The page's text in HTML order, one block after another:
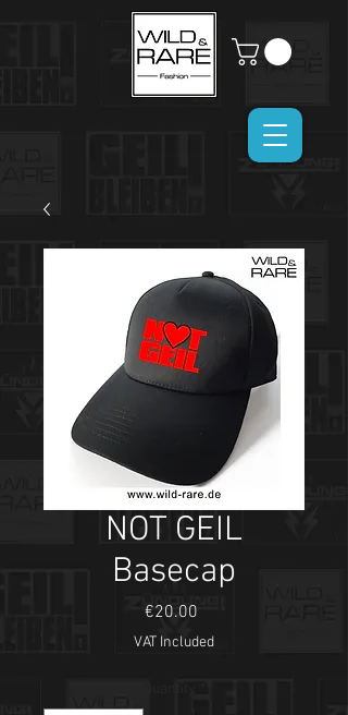
NOT GEIL
Basecap
€20.00
VAT Included